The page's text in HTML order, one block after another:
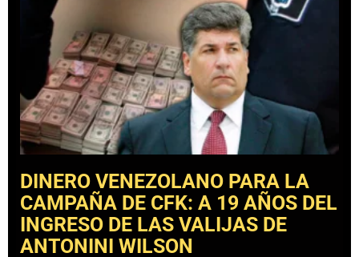
DINERO VENEZOLANO PARA LA
CAMPAÑA DE CFK: A 19 AÑOS DEL
INGRESO DE LAS VALIJAS DE
ANTONINI WILSON